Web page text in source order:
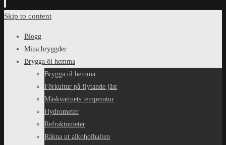
Skip to content
Blogg
Mina bryggder
Brygga öl hemma
Brygga öl hemma
Förkultur på flytande jäst
Mäskvattnets temperatur
Hydrometer
Refraktometer
Räkna ut alkoholhalten